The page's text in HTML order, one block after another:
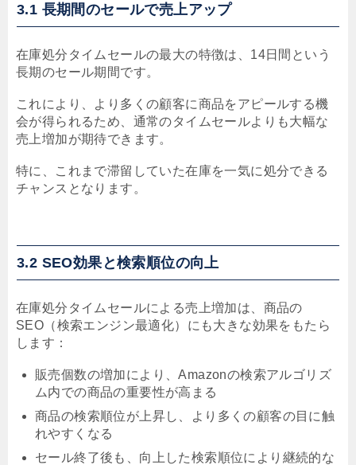
3.1 長期間のセールで売上アップ
在庫処分タイムセールの最大の特徴は、14日間という
長期のセール期間です。
これにより、より多くの顧客に商品をアピールする機
会が得られるため、通常のタイムセールよりも大幅な
売上増加が期待できます。
特に、これまで滞留していた在庫を一気に処分できる
チャンスとなります。
3.2 SEO効果と検索順位の向上
在庫処分タイムセールによる売上増加は、商品の
SEO（検索エンジン最適化）にも大きな効果をもたら
します：
販売個数の増加により、Amazonの検索アルゴリズ
ム内での商品の重要性が高まる
商品の検索順位が上昇し、より多くの顧客の目に触
れやすくなる
セール終了後も、向上した検索順位により継続的な